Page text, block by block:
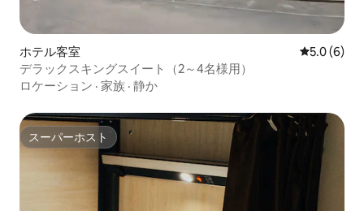
ホテル客室 レビュー6
5.0 (6)
デラックスキングスイート（2～4名様用）
ロケーション · 家族 · 静か
スーパーホスト
スーパーホスト